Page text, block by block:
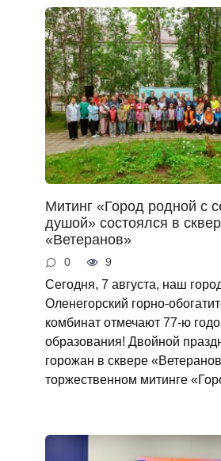
Митинг «Город родной с
душой» состоялся в
«Ветеранов»
0 9
Сегодня, 7 августа, наш
Оленегорский
комбинат отмечают 77‑ю
образования! Двойной
горожан в сквере
торжественном митинге